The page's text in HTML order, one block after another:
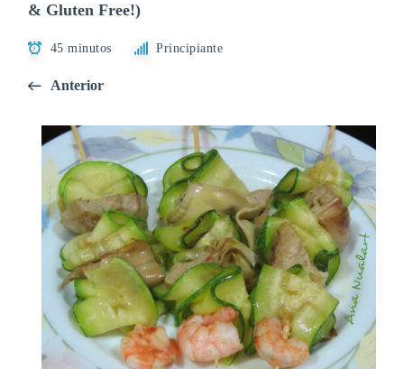
& Gluten Free!)
45 minutos Principiante
Anterior